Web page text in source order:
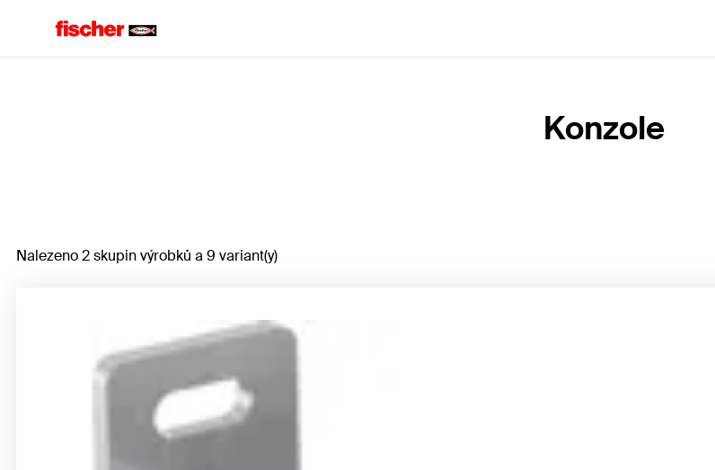
Konzole
Nalezeno 2 skupin výrobků a 9 variant(y)